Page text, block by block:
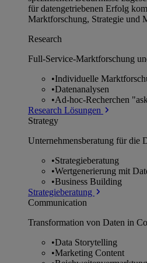
für datengetriebenen Erfolg
Marktforschung, Strategie und
Research
Full-Service-Marktforschung
•Individuelle
•Datenanalysen
•Ad-hoc-Recherchen
Research Lösungen
Strategy
Unternehmens­beratung für die
•Strategieberatung
•Wertgenerierung mit
•Business Building
Strategieberatung
Communication
Transformation von Daten in
•Data Storytelling
•Marketing Content